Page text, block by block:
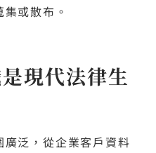
或散布。
現代法律生
泛，從企業客戶資料